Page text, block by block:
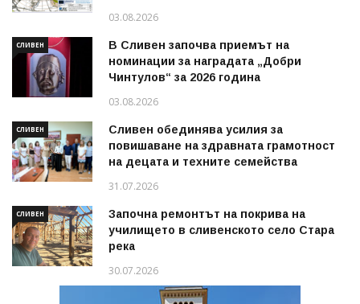
03.08.2026
СЛИВЕН
В Сливен започва приемът на
номинации за наградата „Добри
Чинтулов“ за 2026 година
03.08.2026
СЛИВЕН
Сливен обединява усилия за
повишаване на здравната грамотност
на децата и техните семейства
31.07.2026
СЛИВЕН
Започна ремонтът на покрива на
училището в сливенското село Стара
река
30.07.2026